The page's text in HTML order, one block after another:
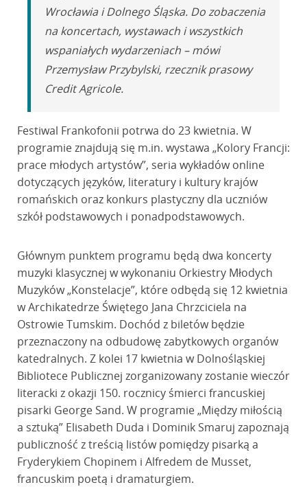
Wrocławia i Dolnego Śląska. Do zobaczenia
na koncertach, wystawach i wszystkich
wspaniałych wydarzeniach – mówi
Przemysław Przybylski, rzecznik prasowy
Credit Agricole.
Festiwal Frankofonii potrwa do 23 kwietnia. W
programie znajdują się m.in. wystawa „Kolory Francji:
prace młodych artystów”, seria wykładów online
dotyczących języków, literatury i kultury krajów
romańskich oraz konkurs plastyczny dla uczniów
szkół podstawowych i ponadpodstawowych.
Głównym punktem programu będą dwa koncerty
muzyki klasycznej w wykonaniu Orkiestry Młodych
Muzyków „Konstelacje”, które odbędą się 12 kwietnia
w Archikatedrze Świętego Jana Chrzciciela na
Ostrowie Tumskim. Dochód z biletów będzie
przeznaczony na odbudowę zabytkowych organów
katedralnych. Z kolei 17 kwietnia w Dolnośląskiej
Bibliotece Publicznej zorganizowany zostanie wieczór
literacki z okazji 150. rocznicy śmierci francuskiej
pisarki George Sand. W programie „Między miłością
a sztuką” Elisabeth Duda i Dominik Smaruj zapoznają
publiczność z treścią listów pomiędzy pisarką a
Fryderykiem Chopinem i Alfredem de Musset,
francuskim poetą i dramaturgiem.